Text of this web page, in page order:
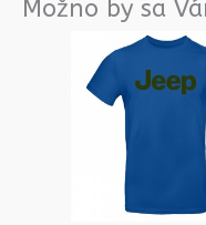
Možno by sa